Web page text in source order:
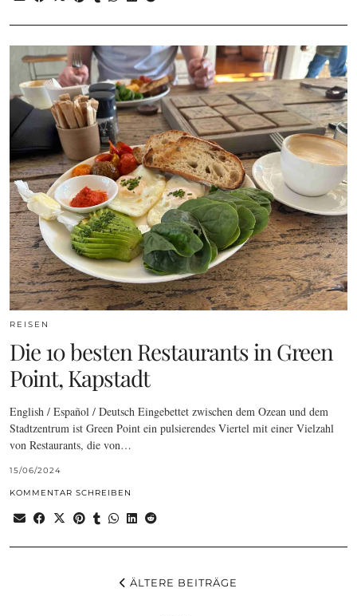
REISEN
Die 10 besten Restaurants in Green
Point, Kapstadt
English / Español / Deutsch Eingebettet zwischen dem Ozean und dem
Stadtzentrum ist Green Point ein pulsierendes Viertel mit einer Vielzahl
von Restaurants, die von…
15/06/2024
KOMMENTAR SCHREIBEN
ÄLTERE BEITRÄGE